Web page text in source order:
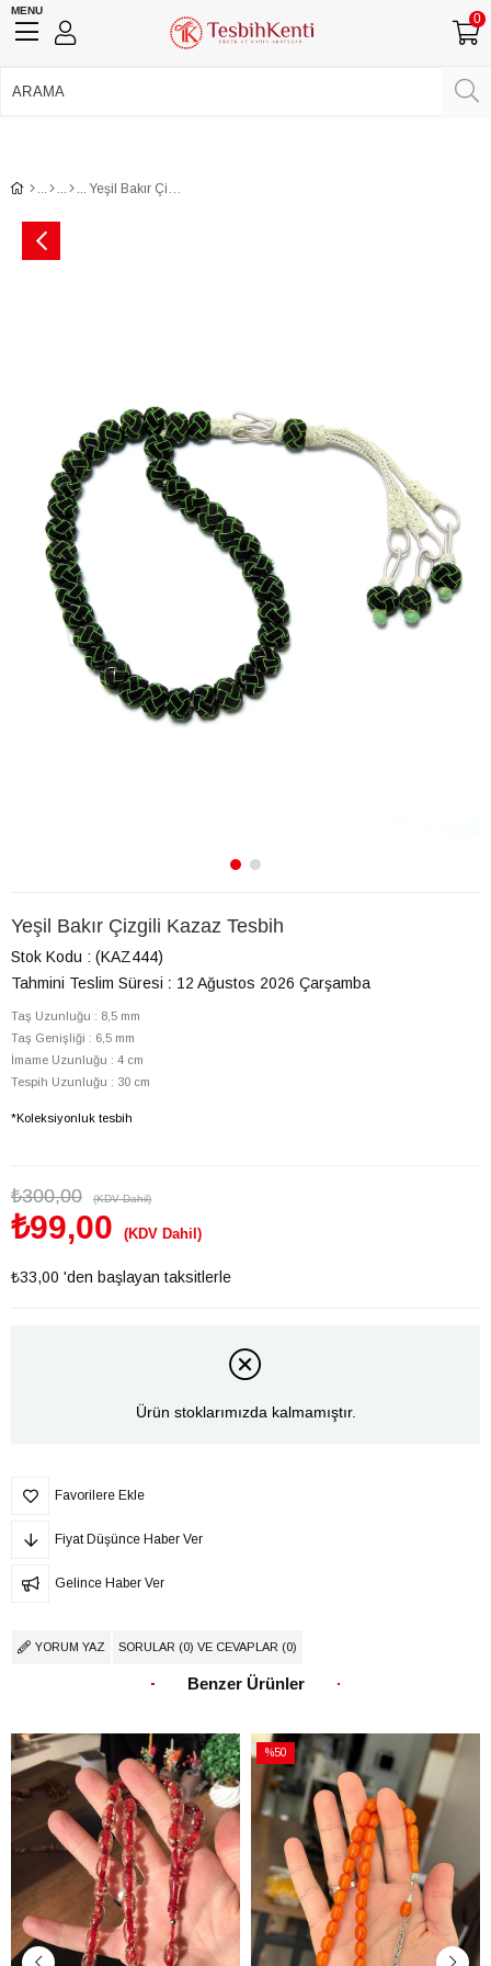
MENU
0
Yeşil Bakır Çizgili Kazaz Tesbih
Yeşil Bakır Çizgili Kazaz Tesbih
Stok Kodu
(KAZ444)
Tahmini Teslim Süresi : 12 Ağustos 2026 Çarşamba
Taş Uzunluğu : 8,5 mm
Taş Genişliği : 6,5 mm
İmame Uzunluğu : 4 cm
Tespih Uzunluğu : 30 cm
*Koleksiyonluk tesbih
₺300,00 (KDV Dahil)
₺99,00 (KDV Dahil)
₺33,00 'den başlayan taksitlerle
Ürün stoklarımızda kalmamıştır.
Favorilere Ekle
Fiyat Düşünce Haber Ver
Gelince Haber Ver
YORUM YAZ SORULAR (0) VE CEVAPLAR (0)
Benzer Ürünler
%50
İndirim
%50İndirim